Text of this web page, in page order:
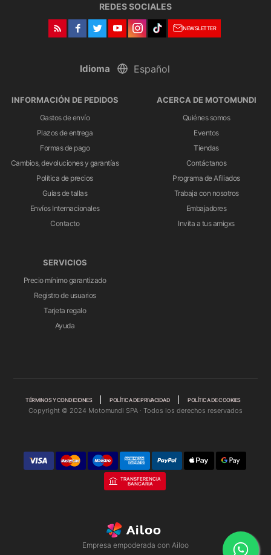
REDES SOCIALES
NEWSLETTER
Idioma
INFORMACIÓN DE PEDIDOS
Gastos de envío
Plazos de entrega
Formas de pago
Cambios, devoluciones y garantías
Política de precios
Guías de tallas
Envíos Internacionales
Contacto
ACERCA DE MOTOMUNDI
Quiénes somos
Eventos
Tiendas
Contáctanos
Programa de Afiliados
Trabaja con nosotros
Embajadores
Invita a tus amigxs
SERVICIOS
Precio mínimo garantizado
Registro de usuarios
Tarjeta regalo
Ayuda
TÉRMINOS Y CONDICIONES POLÍTICA DE PRIVACIDAD POLÍTICA DE COOKIES
Copyright © 2024 Motomundi SPA · Todos los derechos reservados
TRANSFERENCIA
BANCARIA
Empresa empoderada con Ailoo